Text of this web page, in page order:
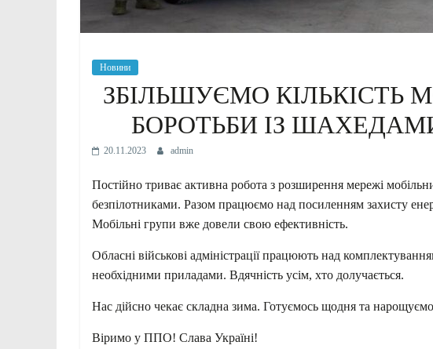
Новини
ЗБІЛЬШУЄМО КІЛЬКІСТЬ
БОРОТЬБИ ІЗ
20.11.2023 admin
Постійно триває активна робота з розширення мережі
безпілотниками. Разом працюємо над посиленням захисту
Мобільні групи вже довели свою ефективність.
Обласні військові адміністрації працюють над
необхідними приладами. Вдячність усім, хто долучається.
Нас дійсно чекає складна зима. Готуємось щодня та
Віримо у ППО! Слава Україні!